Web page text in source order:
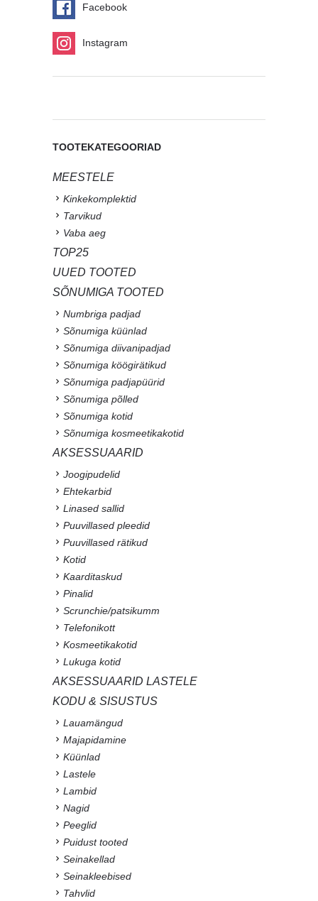
Facebook
Instagram
TOOTEKATEGOORIAD
MEESTELE
Kinkekomplektid
Tarvikud
Vaba aeg
TOP25
UUED TOOTED
SÕNUMIGA TOOTED
Numbriga padjad
Sõnumiga küünlad
Sõnumiga diivanipadjad
Sõnumiga köögirätikud
Sõnumiga padjapüürid
Sõnumiga põlled
Sõnumiga kotid
Sõnumiga kosmeetikakotid
AKSESSUAARID
Joogipudelid
Ehtekarbid
Linased sallid
Puuvillased pleedid
Puuvillased rätikud
Kotid
Kaarditaskud
Pinalid
Scrunchie/patsikumm
Telefonikott
Kosmeetikakotid
Lukuga kotid
AKSESSUAARID LASTELE
KODU & SISUSTUS
Lauamängud
Majapidamine
Küünlad
Lastele
Lambid
Nagid
Peeglid
Puidust tooted
Seinakellad
Seinakleebised
Tahvlid